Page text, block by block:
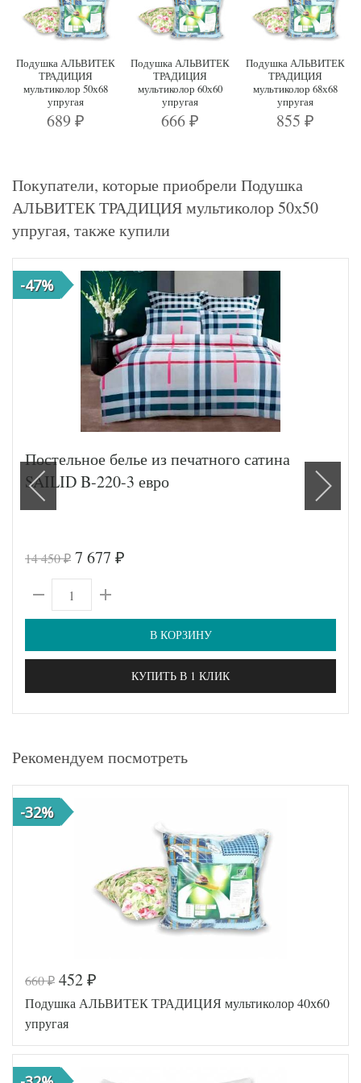
Подушка АЛЬВИТЕК
ТРАДИЦИЯ
мультиколор 50х68
упругая
689 ₽
Подушка АЛЬВИТЕК
ТРАДИЦИЯ
мультиколор 60х60
упругая
666₽
Подушка АЛЬВИТЕК
ТРАДИЦИЯ
мультиколор 68х68
упругая
855₽
Покупатели, которые приобрели Подушка
АЛЬВИТЕК ТРАДИЦИЯ мультиколор 50х50
упругая, также купили
-47%
Постельное белье из печатного сатина
SAILID B-220-3 евро
14 450₽ 7 677 ₽
В КОРЗИНУ
КУПИТЬ В 1 КЛИК
Рекомендуем посмотреть
-32%
660₽ 452 ₽
Подушка АЛЬВИТЕК ТРАДИЦИЯ мультиколор 40х60
упругая